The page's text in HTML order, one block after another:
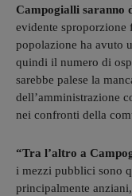
Campogialli saranno
evidente
popolazione ha avuto
quindi il numero di
sarebbe palese la
dell’amministrazione
nei confronti della
“Tra l’altro a
i mezzi pubblici sono
principalmente